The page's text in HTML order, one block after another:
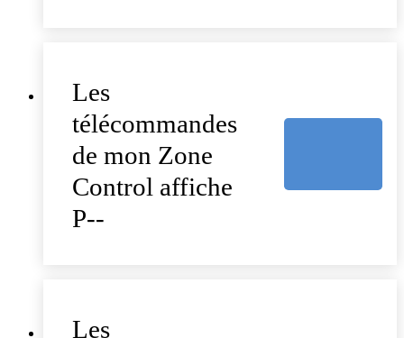
Les
télécommandes
de mon Zone
Control affiche
P--
Les